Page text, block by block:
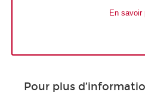
En savoir
Pour plus